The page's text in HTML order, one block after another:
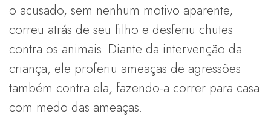
o acusado, sem nenhum motivo aparente,
correu atrás de seu filho e desferiu chutes
contra os animais. Diante da intervenção da
criança, ele proferiu ameaças de agressões
também contra ela, fazendo-a correr para casa
com medo das ameaças.